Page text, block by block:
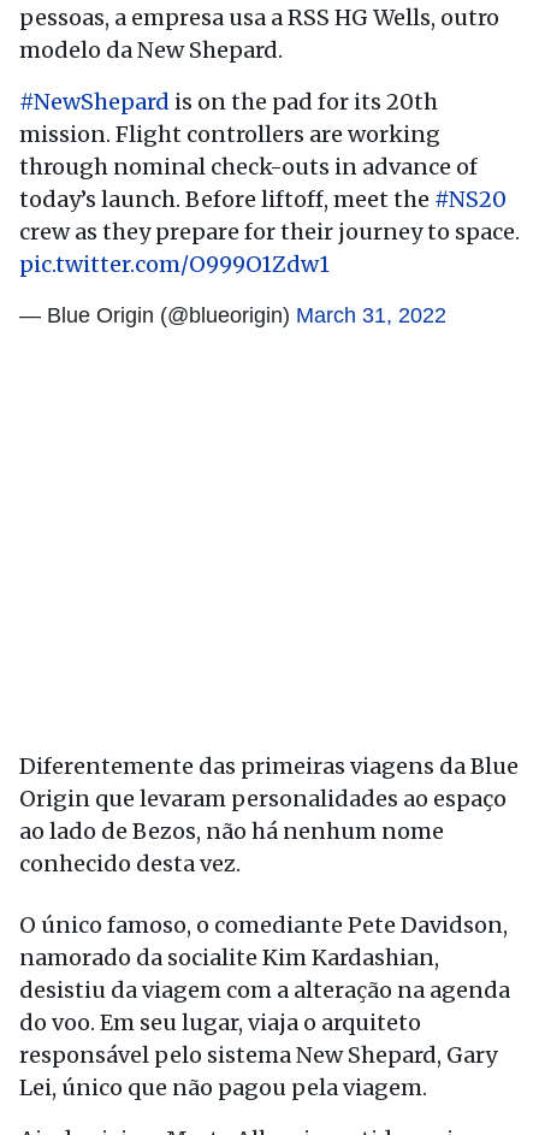
pessoas, a empresa usa a RSS HG Wells, outro
modelo da New Shepard.
#NewShepard is on the pad for its 20th
mission. Flight controllers are working
through nominal check-outs in advance of
today’s launch. Before liftoff, meet the #NS20
crew as they prepare for their journey to space.
pic.twitter.com/O999O1Zdw1
— Blue Origin (@blueorigin) March 31, 2022
Diferentemente das primeiras viagens da Blue
Origin que levaram personalidades ao espaço
ao lado de Bezos, não há nenhum nome
conhecido desta vez.
O único famoso, o comediante Pete Davidson,
namorado da socialite Kim Kardashian,
desistiu da viagem com a alteração na agenda
do voo. Em seu lugar, viaja o arquiteto
responsável pelo sistema New Shepard, Gary
Lei, único que não pagou pela viagem.